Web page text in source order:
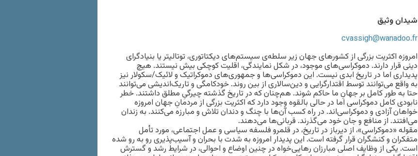
شیدان وثیق
cvassigh@wanadoo.fr
امروزه اکثریت بزرگی از کشورهای جهان زیر سلطه‌ی سیستم‌های دیکتاتوری، توتالیتر یا بنیادگرای
دینی قرار دارند. دموکراسی‌های موجود، در شکل نمایندگی، اقلیت کوچکی بیش نیستند. هیچ
پدیداری اما در تاریخ ابدی نیست. این دموکراسی‌ها و جمهوری‌های دموکراتیک و لائیک/سکولار نیز
به واقع می‌توانند توسط اقتدارگرایی و دین‌سالاری از بین روند. خودکامگی و تاریک‌اندیشی می‌توانند
حتا به طور کامل بر جهانِ ما حاکم شوند. هم‌چنان که در تاریخ گذشته چیرگیِ مطلق داشتند. خطر
نابودی کامل دموکراسی اما در حالی بالقوه وجود دارد که اکثریت بزرگی از مردمانِ جهان امروزه
خواهان آزادی و دموکراسی‌اند. در راه کسب آن‌ها با چنگ و دندان تلاش و مبارزه می‌کنند. به زندان
می‌افتند. از منافع و جان خود می‌گذرند. قربانی‌ها می‌دهند.
مقوله‌ «دموکراسی»، از دیرباز در تاریخ، در قلمرو فلسفه‌ سیاسی و عمل اجتماعی، مورد تأمل
متفکران و کنشگران قرار گرفته است. این پدیدار امروزه به شدت با بحران و آسیب‌پذیری‌ رو به رو شده
است. یکی از وظایف اصلی مبارزان رهایی‌خواه در چنین اوضاع و احوالی، در شرایط رشد و گسترش